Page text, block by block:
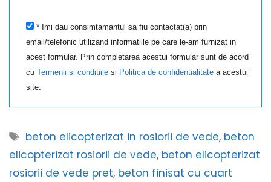
* Imi dau consimtamantul sa fiu contactat(a) prin
email/telefonic utilizand informatiile pe care le-am furnizat in
acest formular. Prin completarea acestui formular sunt de acord
cuTermenii si conditiile si Politica de confidentialitate a acestui
site.
Etichete
beton elicopterizat in rosiorii de vede, beton
elicopterizat rosiorii de vede, beton elicopterizat
rosiorii de vede pret, beton finisat cu cuart